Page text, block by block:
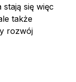
się więc
także
rozwój